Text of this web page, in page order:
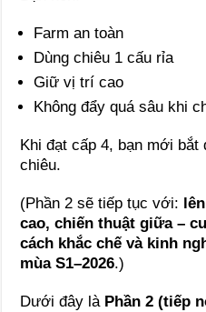
Farm an toàn
Dùng chiêu 1 cấu rỉa
Giữ vị trí cao
Không đẩy quá sâu khi
Khi đạt cấp 4, bạn mới bắt
chiêu.
(Phần 2 sẽ tiếp tục với:
cao, chiến thuật giữa –
cách khắc chế và kinh
mùa S1–2026.)
Dưới đây là Phần 2 (tiếp